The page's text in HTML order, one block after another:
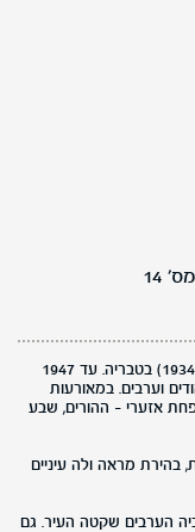
14
רבקה, בת אסתר ויצחק זאכי, נולדה בשנת תרצ"ד (1934) בטבריה. עד 1947
וערבים. במאורעות
אזערי - ההורים, שבע
בהירת מראה ולה עיניים
18.04.1948 ובריחת תושביה הערבים שקטה העיר. גם